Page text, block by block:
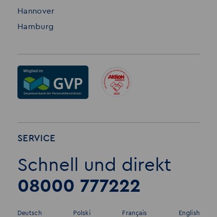
Hannover
Hamburg
SERVICE
Schnell und direkt
08000 777222
Deutsch Polski Français English